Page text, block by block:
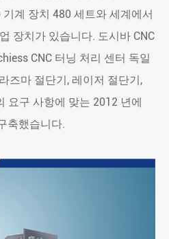
계 장치 480 세트와 세계에서
장치가 있습니다. 도시바 CNC
CNC 터닝 처리 센터 독일
즈마 절단기, 레이저 절단기,
요구 사항에 맞는 2012 년에
축했습니다.